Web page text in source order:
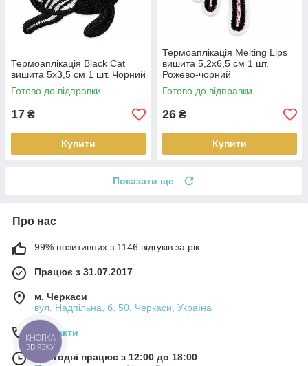
Термоаплікація Black Cat
вишита 5х3,5 см 1 шт. Чорний
Готово до відправки
17 ₴
Купити
Термоаплікація Melting Lips
вишита 5,2х6,5 см 1 шт.
Рожево-чорний
Готово до відправки
26 ₴
Купити
Показати ще
Про нас
99% позитивних з 1146 відгуків за рік
Працює з 31.07.2017
м. Черкаси
вул. Надпільна, б. 50, Черкаси, Україна
Контакти
Сьогодні працює з 12:00 до 18:00
КНОПКА
ЗВ'ЯЗКУ